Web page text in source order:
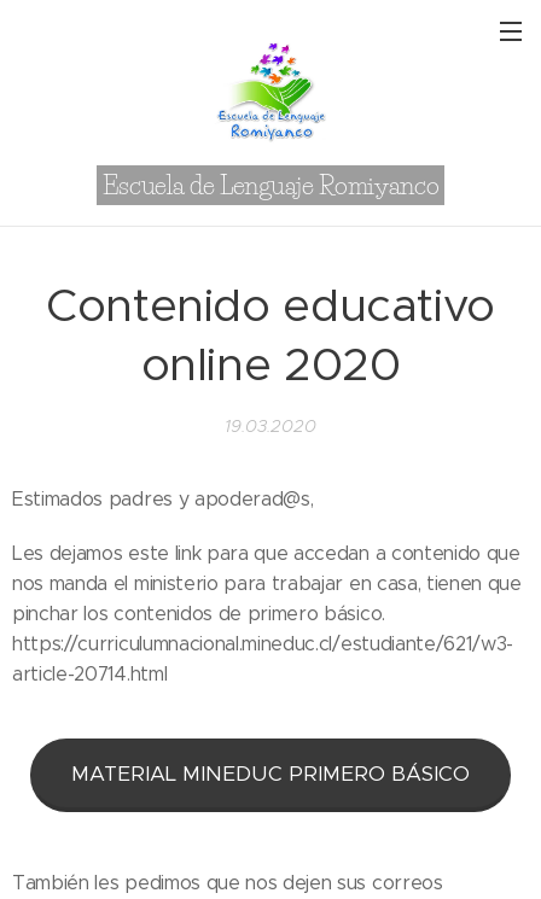
Escuela de Lenguaje Romiyanco
Contenido educativo
online 2020
19.03.2020
Estimados padres y apoderad@s,
Les dejamos este link para que accedan a contenido que
nos manda el ministerio para trabajar en casa, tienen que
pinchar los contenidos de primero básico.
https://curriculumnacional.mineduc.cl/estudiante/621/w3-
article-20714.html
MATERIAL MINEDUC PRIMERO BÁSICO
También les pedimos que nos dejen sus correos